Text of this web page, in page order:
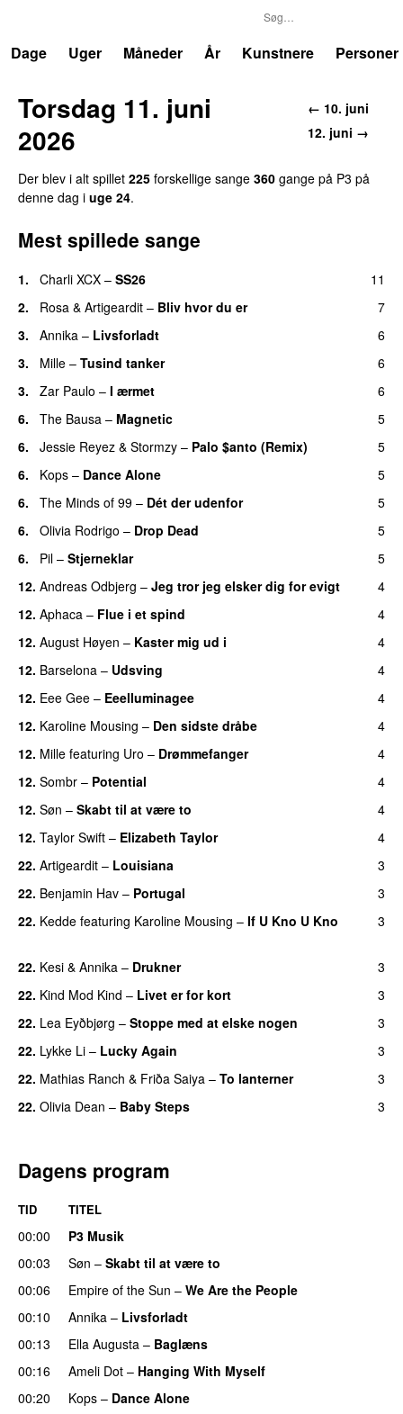
Dage
Uger Måneder År Kunstnere Personer
← 10. juni
12. juni →
Torsdag 11. juni
2026
Der blev i alt spillet 225 forskellige sange 360 gange på P3 på
denne dag i uge 24.
Mest spillede sange
1. Charli XCX – SS26
11
2.
Rosa & Artigeardit – Bliv hvor du er
7
3.
Annika – Livsforladt
6
3.
Mille – Tusind tanker
6
3.
Zar Paulo – I ærmet
6
6.
The Bausa – Magnetic
5
6.
Jessie Reyez & Stormzy – Palo $anto (Remix)
5
6.
Kops – Dance Alone
5
6.
The Minds of 99 – Dét der udenfor
5
6.
Olivia Rodrigo – Drop Dead
5
6.
Pil – Stjerneklar
5
12. Andreas Odbjerg – Jeg tror jeg elsker dig for evigt
4
12. Aphaca – Flue i et spind
4
12. August Høyen – Kaster mig ud i
4
12. Barselona – Udsving
4
12. Eee Gee – Eeelluminagee
4
12. Karoline Mousing – Den sidste dråbe
4
12. Mille featuring Uro – Drømmefanger
4
12. Sombr – Potential
4
12. Søn – Skabt til at være to
4
12. Taylor Swift – Elizabeth Taylor
4
22. Artigeardit – Louisiana
3
22. Benjamin Hav – Portugal
3
22. Kedde featuring Karoline Mousing – If U Kno U Kno 3
22. Kesi & Annika – Drukner
3
22. Kind Mod Kind – Livet er for kort
3
22. Lea Eyðbjørg – Stoppe med at elske nogen
3
22. Lykke Li – Lucky Again
3
22. Mathias Ranch & Friða Saiya – To lanterner
3
22. Olivia Dean – Baby Steps 3
Dagens program
TID TITEL
00:00
P3 Musik
00:03
Søn – Skabt til at være to
00:06
Empire of the Sun – We Are the People
00:10
Annika – Livsforladt
00:13
Ella Augusta – Baglæns
00:16
Ameli Dot – Hanging With Myself
00:20
Kops – Dance Alone